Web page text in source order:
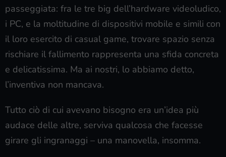
passeggiata: fra le tre big dell’hardware videoludico,
i PC, e la moltitudine di dispositivi mobile e simili con
il loro esercito di casual game, trovare spazio senza
rischiare il fallimento rappresenta una sfida concreta
e delicatissima. Ma ai nostri, lo abbiamo detto,
l’inventiva non mancava.
Tutto ciò di cui avevano bisogno era un’idea più
audace delle altre, serviva qualcosa che facesse
girare gli ingranaggi – una manovella, insomma.